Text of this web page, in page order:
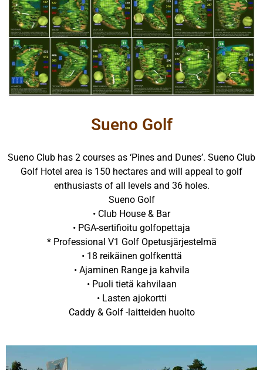
Sueno Golf
Sueno Club has 2 courses as ‘Pines and Dunes’. Sueno Club
Golf Hotel area is 150 hectares and will appeal to golf
enthusiasts of all levels and 36 holes.
Sueno Golf
• Club House & Bar
• PGA-sertifioitu golfopettaja
* Professional V1 Golf Opetusjärjestelmä
• 18 reikäinen golfkenttä
• Ajaminen Range ja kahvila
• Puoli tietä kahvilaan
• Lasten ajokortti
Caddy & Golf -laitteiden huolto